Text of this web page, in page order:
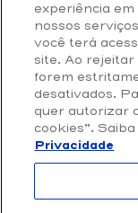
Acesse
Contato
Loja Online
Privacidade e
Termos de Uso
experiência
nossos
você terá
site. Ao rejeitar
forem
desativados.
quer autorizar
cookies”.
Privacidade